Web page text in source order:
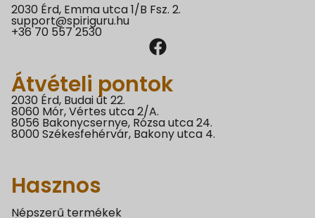
2030 Érd, Emma utca 1/B Fsz. 2.
support@spiriguru.hu
+36 70 557 2530
Átvételi pontok
2030 Érd, Budai út 22.
8060 Mór, Vértes utca 2/A.
8056 Bakonycsernye, Rózsa utca 24.
8000 Székesfehérvár, Bakony utca 4.
Hasznos
Népszerű termékek